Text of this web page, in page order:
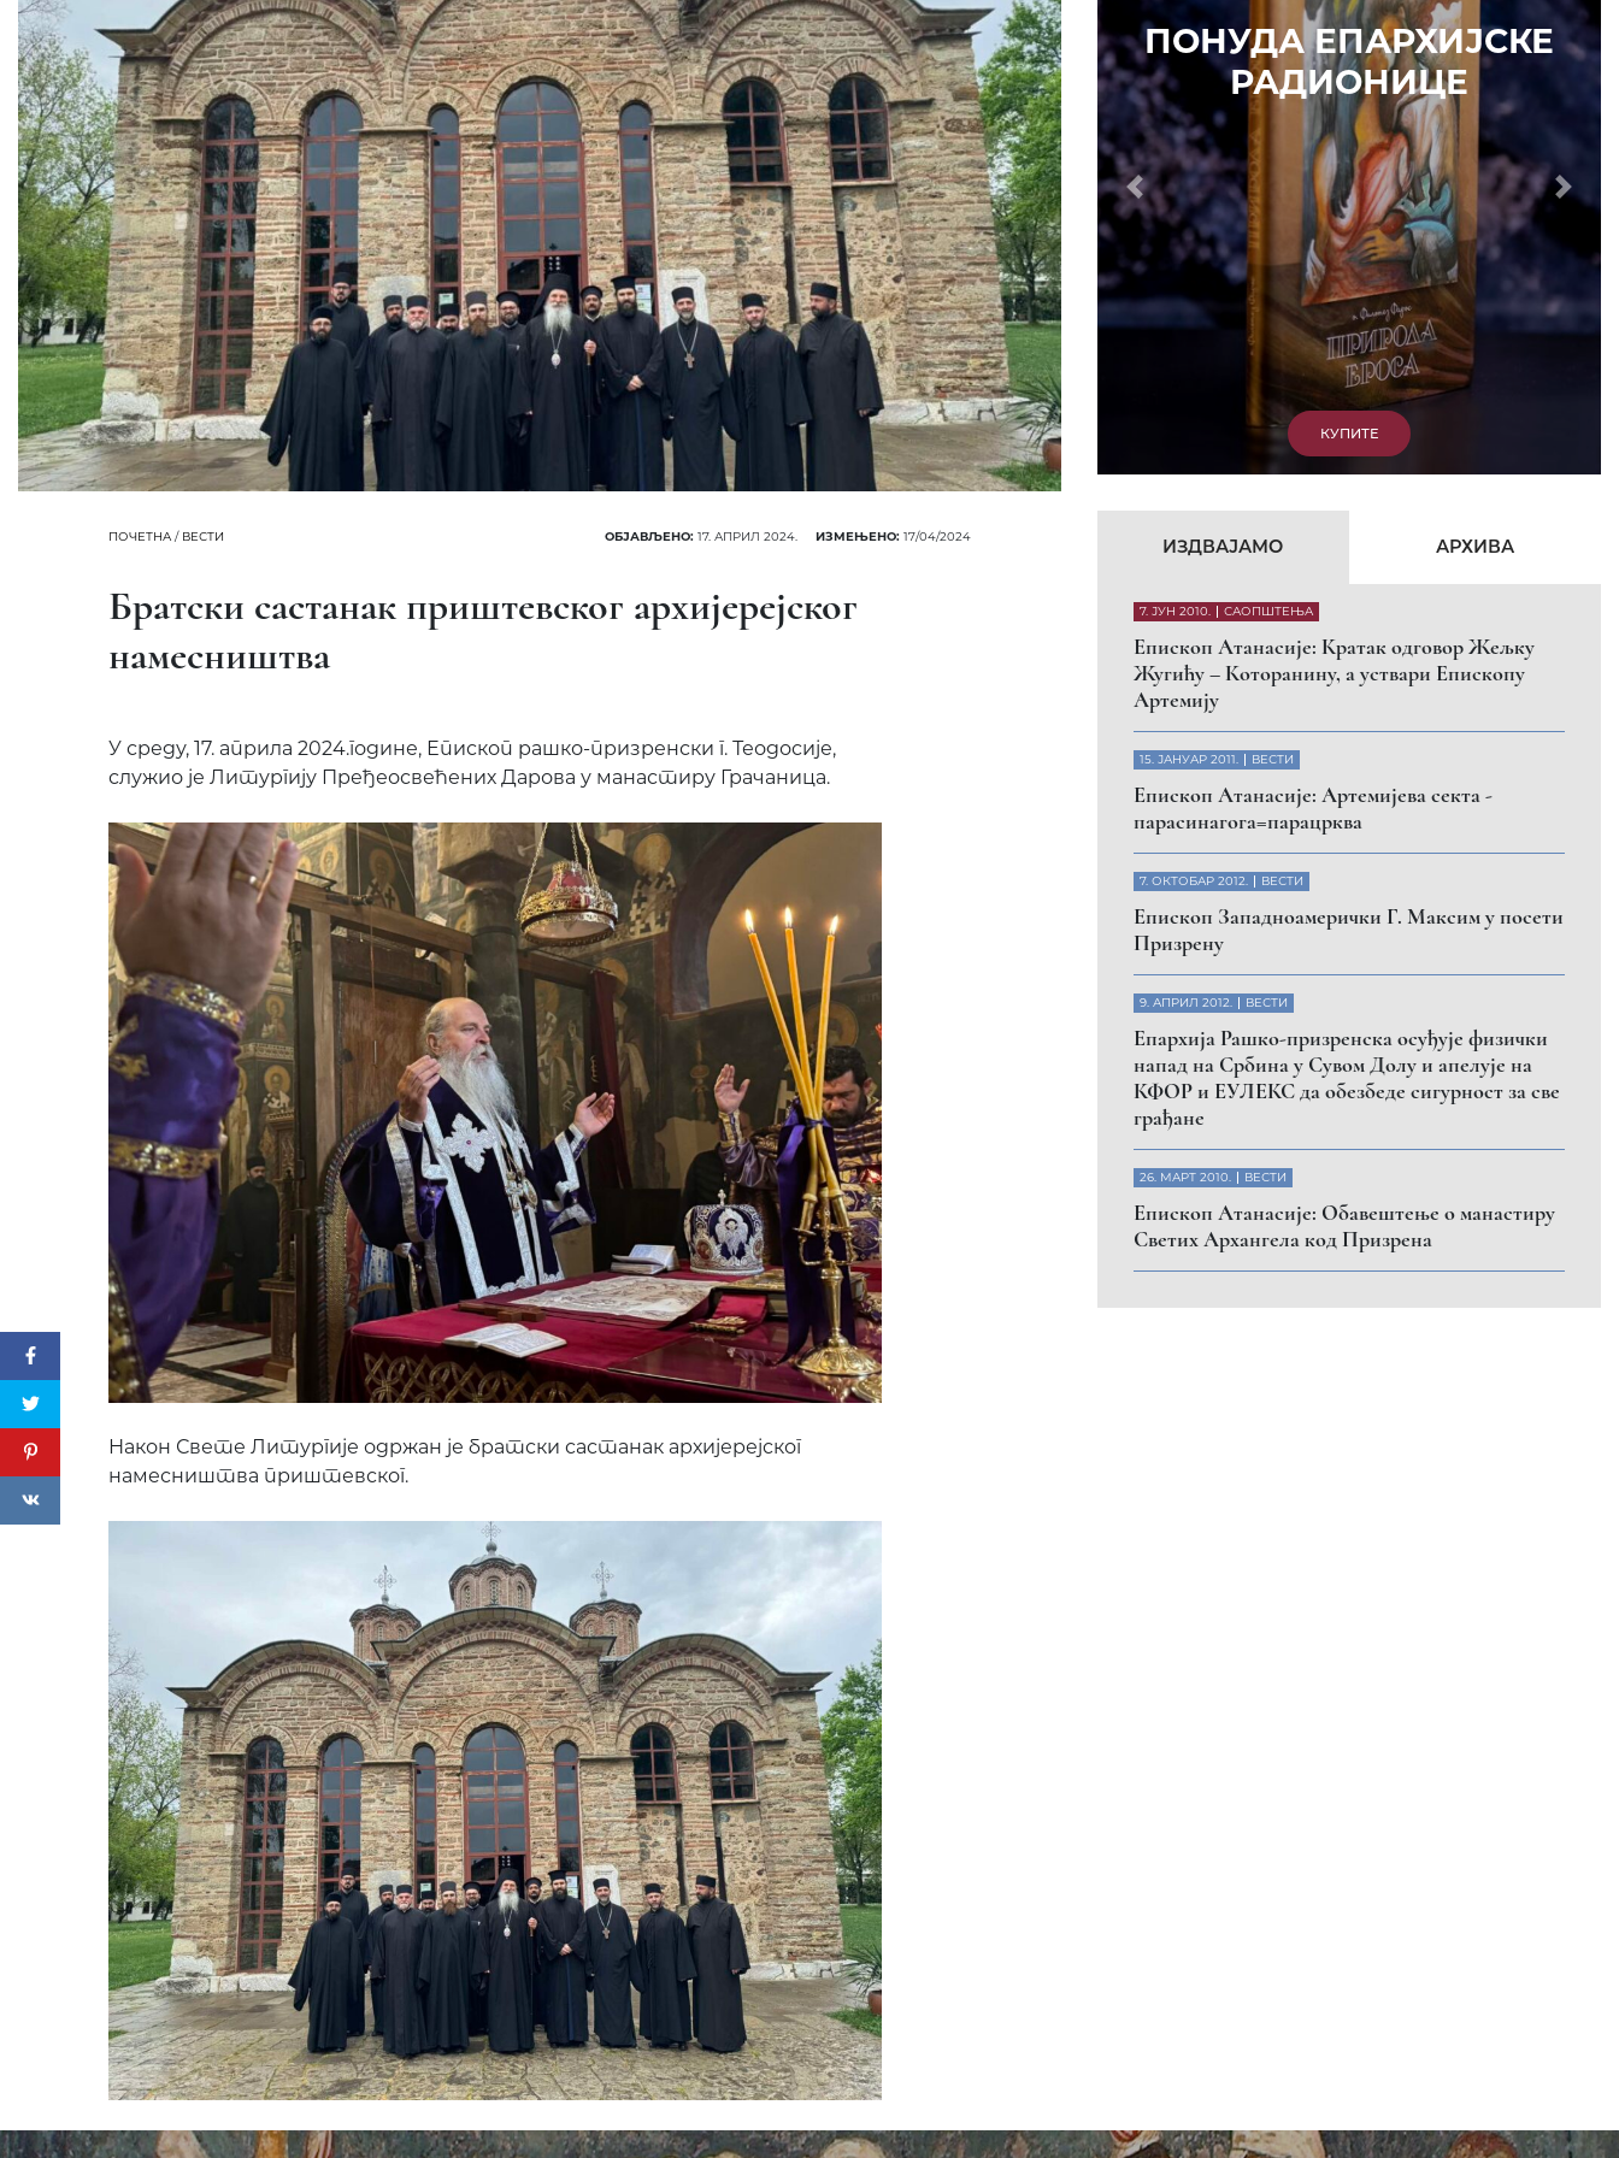
ПОЧЕТНА/ ВЕСТИ ОБЈАВЉЕНО: 17. АПРИЛ 2024. ИЗМЕЊЕНО: 17/04/2024
Братски састанак приштевског архијерејског
намесништва
У среду, 17. априла 2024.године, Епископ рашко-призренски г. Теодосије,
служио је Литургију Пређеосвећених Дарова у манастиру Грачаница.
Након Свете Литургије одржан је братски састанак архијерејског
намесништва приштевског.
КУПИТЕ
7. ЈУН 2010. САОПШТЕЊА
Eпископ Атанасије: Кратак одговор Жељку
Жугићу – Которанину, а уствари Епископу
Артемију
15. ЈАНУАР 2011. ВЕСТИ
Eпископ Атанасије: Артемијева секта -
парасинагога=парацрква
ВЕСТИ
Eпископ Западноамерички Г. Максим у посети
напад на Србина у Сувом Долу и апелује на
КФОР и ЕУЛЕКС да обезбеде сигурност за све
Eпископ Атанасије: Обавештење о манастиру
Светих Архангела код Призрена